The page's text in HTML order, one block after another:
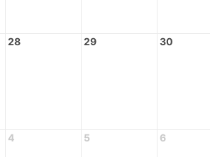
28 29 30
4 5 6